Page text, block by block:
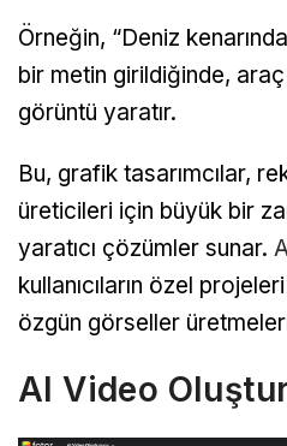
Örneğin, “Deniz
bir metin girildiğinde,
görüntü yaratır.
Bu, grafik tasarımcılar,
üreticileri için büyük bir
yaratıcı çözümler sunar.
kullanıcıların özel
özgün görseller
AI Video